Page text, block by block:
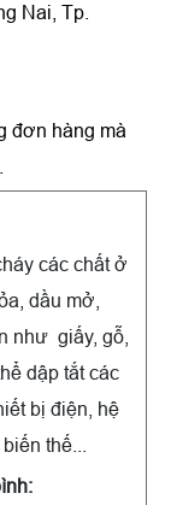
Nai, Tp.
đơn hàng mà
các chất ở
dầu mở,
như giấy, gỗ,
dập tắt các
bị điện, hệ
thế...